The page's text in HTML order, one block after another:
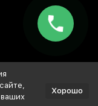
ваших
Хорошо